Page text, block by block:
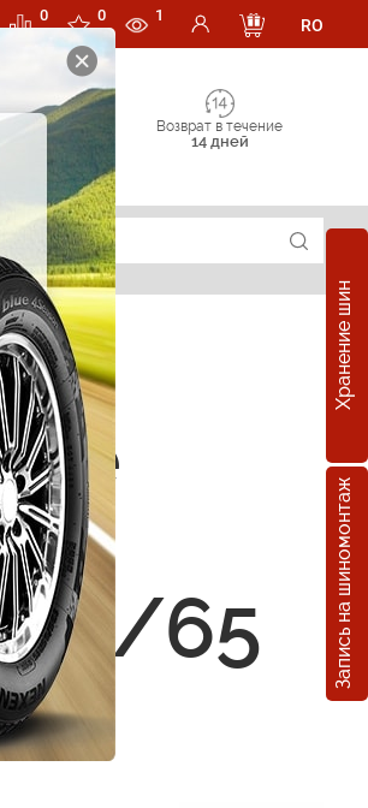
0 0 1
RO
Возврат в течение
14 дней
Хранение шин
Запись на шиномонтаж
65